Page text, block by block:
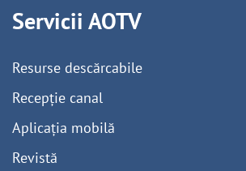
Servicii AOTV
Resurse descărcabile
Recepție canal
Aplicația mobilă
Revistă